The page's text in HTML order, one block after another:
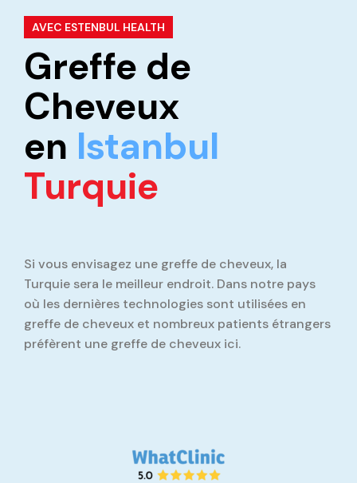
AVEC ESTENBUL HEALTH
Greffe de
Cheveux
en Istanbul
Turquie
Si vous envisagez une greffe de cheveux, la
Turquie sera le meilleur endroit. Dans notre pays
où les dernières technologies sont utilisées en
greffe de cheveux et nombreux patients étrangers
préfèrent une greffe de cheveux ici.